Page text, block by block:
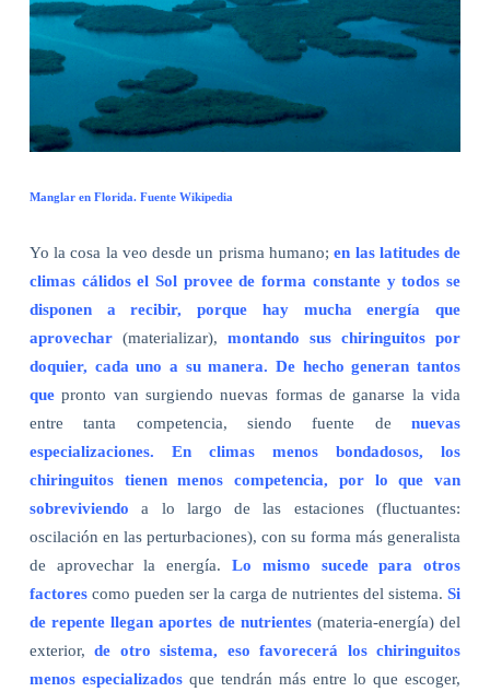
Manglar en Florida. Fuente Wikipedia
Yo la cosa la veo desde un prisma humano; en las latitudes de
climas cálidos el Sol provee de forma constante y todos se
disponen a recibir, porque hay mucha energía que
aprovechar(materializar), montando sus chiringuitos por
doquier, cada uno a su manera. De hecho generan tantos
quepronto van surgiendo nuevas formas de ganarse la vida
entre tanta competencia, siendo fuente denuevas
especializaciones. En climas menos bondadosos, los
chiringuitos tienen menos competencia, por lo que van
sobreviviendo a lo largo de las estaciones (fluctuantes:
oscilación en las perturbaciones), con su forma más generalista
de aprovechar la energía. Lo mismo sucede para otros
factorescomo pueden ser la carga de nutrientes del sistema.Si
de repente llegan aportes de nutrientes(materia-energía) del
exterior,de otro sistema, eso favorecerá los chiringuitos
menos especializadosque tendrán más entre lo que escoger,